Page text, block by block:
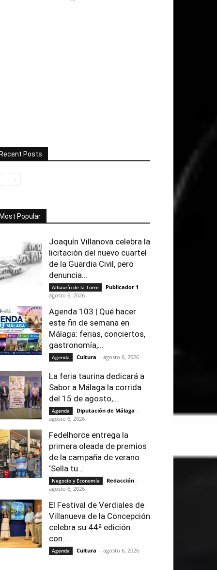
Posts
Popular
Joaquín Villanova celebra la
licitación del nuevo cuartel
de la Guardia Civil, pero
denuncia...
Alhaurín de la Torre Publicador 1 -
agosto 6, 2026
Agenda 103 | Qué hacer
este fin de semana en
Málaga: ferias, conciertos,
gastronomía,...
Agenda Cultura - agosto 6, 2026
La feria taurina dedicará a
Sabor a Málaga la corrida
del 15 de agosto,...
Agenda Diputación de Málaga -
agosto 6, 2026
Fedelhorce entrega la
primera oleada de premios
de la campaña de verano
‘Sella tu...
Negocio y Economía Redacción -
agosto 6, 2026
El Festival de Verdiales de
Villanueva de la Concepción
celebra su 44ª edición
con...
Agenda Cultura - agosto 6, 2026